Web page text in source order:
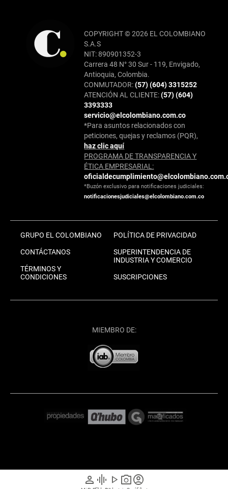
person graphic_eq play_arrow photo_cameraaccount_circle
COPYRIGHT © 2026 EL COLOMBIANO
S.A.S
NIT: 890901352-3
Carrera 48 N° 30 Sur - 119, Envigado,
Antioquia, Colombia.
CONMUTADOR:(57) (604) 3315252
ATENCIÓN AL CLIENTE:(57) (604)
3393333
servicio@elcolombiano.com.co
*Para asuntos relacionados con
peticiones, quejas y reclamos (PQR),
haz clic aquí
PROGRAMA DE TRANSPARENCIA Y
ÉTICA EMPRESARIAL:
*Buzón exclusivo para notificaciones judiciales:
notificacionesjudiciales@elcolombiano.com.co
GRUPO EL COLOMBIANO
CONTÁCTANOS
TÉRMINOS Y
CONDICIONES
POLÍTICA DE PRIVACIDAD
SUPERINTENDENCIA DE
INDUSTRIA Y COMERCIO
SUSCRIPCIONES
MIEMBRO DE: